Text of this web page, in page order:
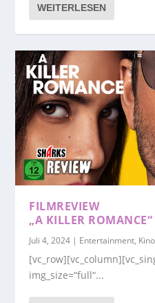
WEITERLESEN
FILMREVIEW
„A KILLER ROMANCE“
Juli 4, 2024 | Entertainment,
img_size=“full“...